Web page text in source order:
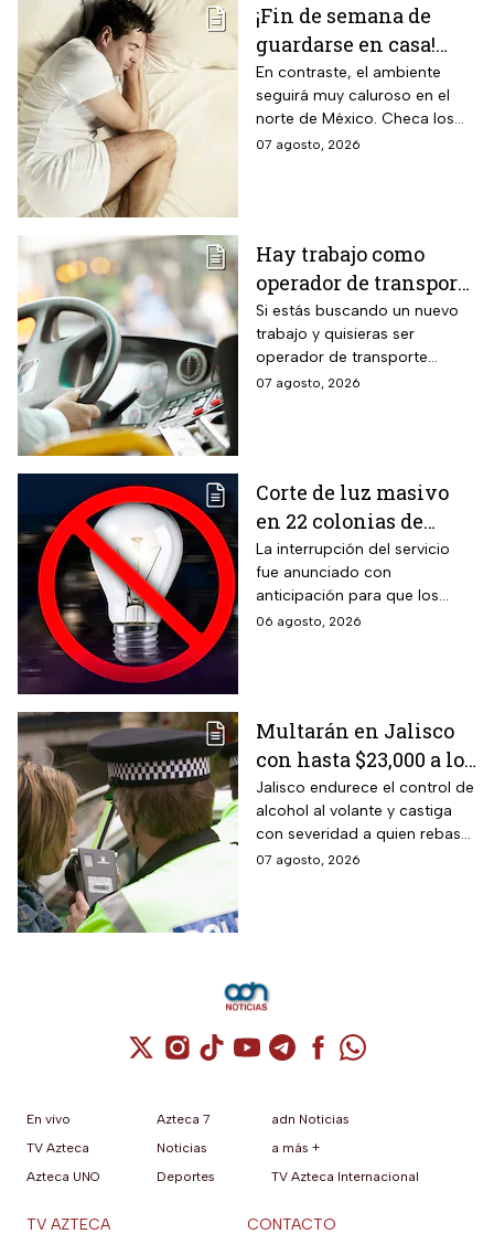
¡Fin de semana de
guardarse en casa!
Monzón mexicano
dejará lluvias
intensas en estos
estados; así estará el
En contraste, el ambiente
seguirá muy caluroso en el
norte de México. Checa los
detalles y toma precauciones.
07 agosto, 2026
Hay trabajo como
operador de transporte
público con sueldo de
18 mil pesos, bonos y
despensa
Si estás buscando un nuevo
trabajo y quisieras ser
operador de transporte
público, publicaron algunas
07 agosto, 2026
Corte de luz masivo
en 22 colonias de
México; zonas
afectadas hoy 7 de
agosto
La interrupción del servicio
fue anunciado con
anticipación para que los
usuarios puedan tomar las
06 agosto, 2026
Multarán en Jalisco
con hasta $23,000 a los
conductores que
superen este límite en
la prueba de
alcoholemia
Jalisco endurece el control de
alcohol al volante y castiga
con severidad a quien rebase
el nuevo límite de sangre o
07 agosto, 2026
Cuenta de X / Twitter (se abre en una
Cuenta de Instagram (se abre en una
Cuenta de TikTok (se abre en
Cuenta de YouTube (se abre
Cuenta de Telegram (se
Cuenta de
Cuenta de
En vivo
TV Azteca
Azteca UNO
Azteca 7
Noticias
Deportes
adn Noticias
a más +
TV Azteca Internacional
TV AZTECA CONTACTO